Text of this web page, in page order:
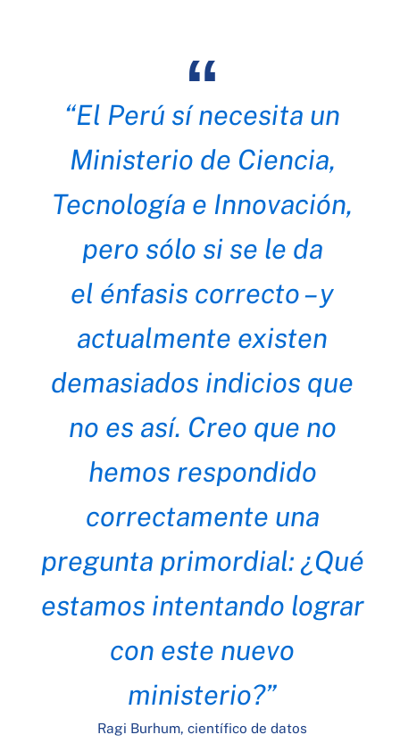
“El Perú sí necesita un
Ministerio de Ciencia,
Tecnología e Innovación,
pero sólo si se le da
el énfasis correcto – y
actualmente existen
demasiados indicios que
no es así. Creo que no
hemos respondido
correctamente una
pregunta primordial: ¿Qué
estamos intentando lograr
con este nuevo
ministerio?”
Ragi Burhum, científico de datos